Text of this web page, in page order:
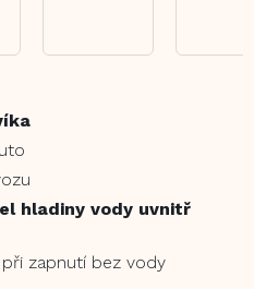
hladiny vody uvnitř
zapnutí bez vody